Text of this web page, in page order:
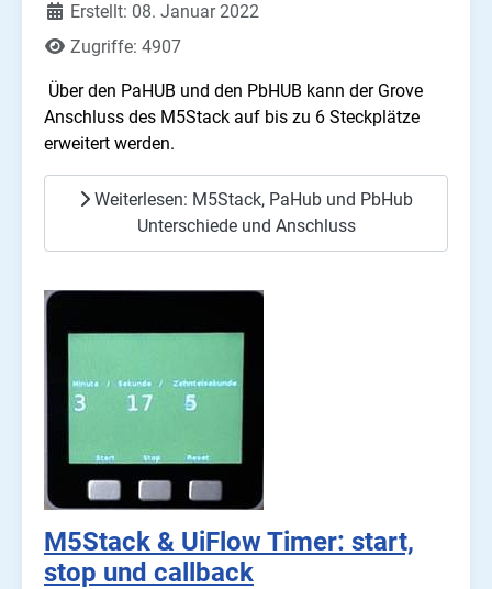
Erstellt: 08. Januar 2022
Zugriffe: 4907
Über den PaHUB und den PbHUB kann der Grove
Anschluss des M5Stack auf bis zu 6 Steckplätze
erweitert werden.
Weiterlesen: M5Stack, PaHub und PbHub
Unterschiede und Anschluss
M5Stack & UiFlow Timer: start,
stop und callback